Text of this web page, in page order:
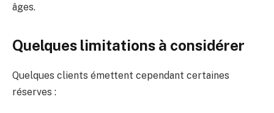
âges.
Quelques limitations à considérer
Quelques clients émettent cependant certaines
réserves :